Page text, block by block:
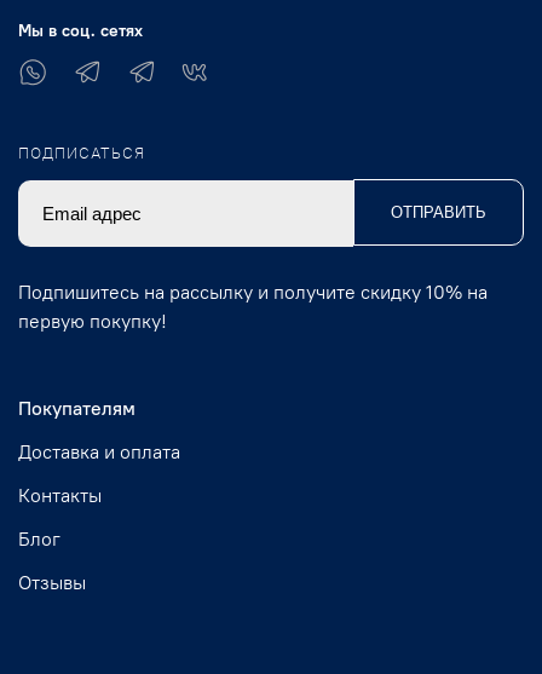
Покупателям
Доставка и оплата
Контакты
Блог
Отзывы
Мы в соц. сетях
ПОДПИСАТЬСЯ
ОТПРАВИТЬ
Подпишитесь на рассылку и получите скидку 10% на
первую покупку!